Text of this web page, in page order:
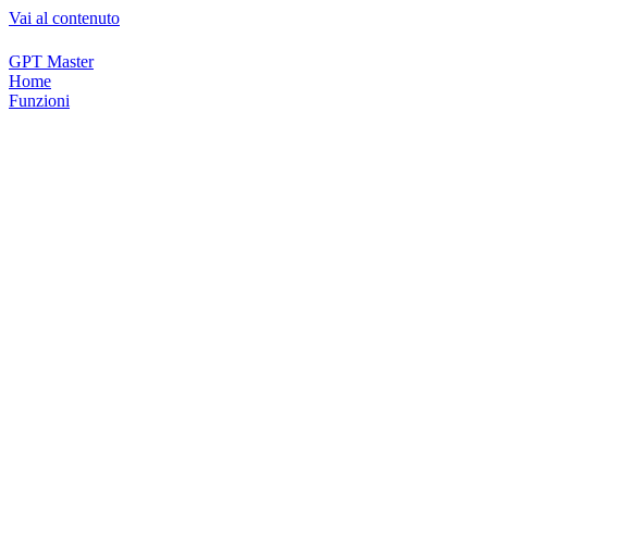
Vai al contenuto
GPT Master
Home
Funzioni